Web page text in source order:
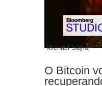
Michael Saylor
O Bitcoin